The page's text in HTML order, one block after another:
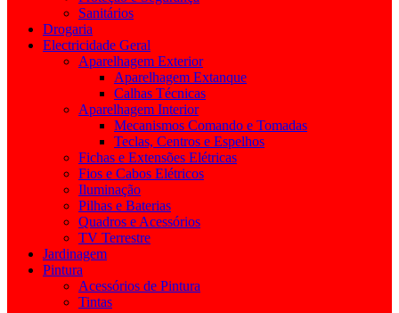
Sanitários
Drogaria
Electricidade Geral
Aparelhagem Exterior
Aparelhagem Extanque
Calhas Técnicas
Aparelhagem Interior
Mecanismos Comando e Tomadas
Teclas, Centros e Espelhos
Fichas e Extensões Elétricas
Fios e Cabos Elétricos
Iluminação
Pilhas e Baterias
Quadros e Acessórios
TV Terrestre
Jardinagem
Pintura
Acessórios de Pintura
Tintas